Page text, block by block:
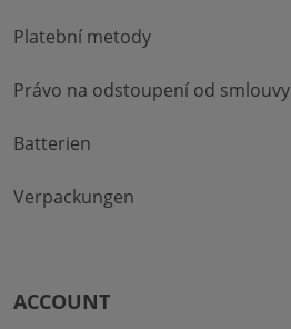
Platební metody
Právo na odstoupení od smlouvy
Batterien
Verpackungen
ACCOUNT